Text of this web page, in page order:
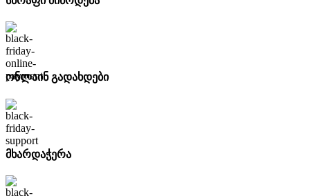
ონლაინ გადახდები
მხარდაჭერა